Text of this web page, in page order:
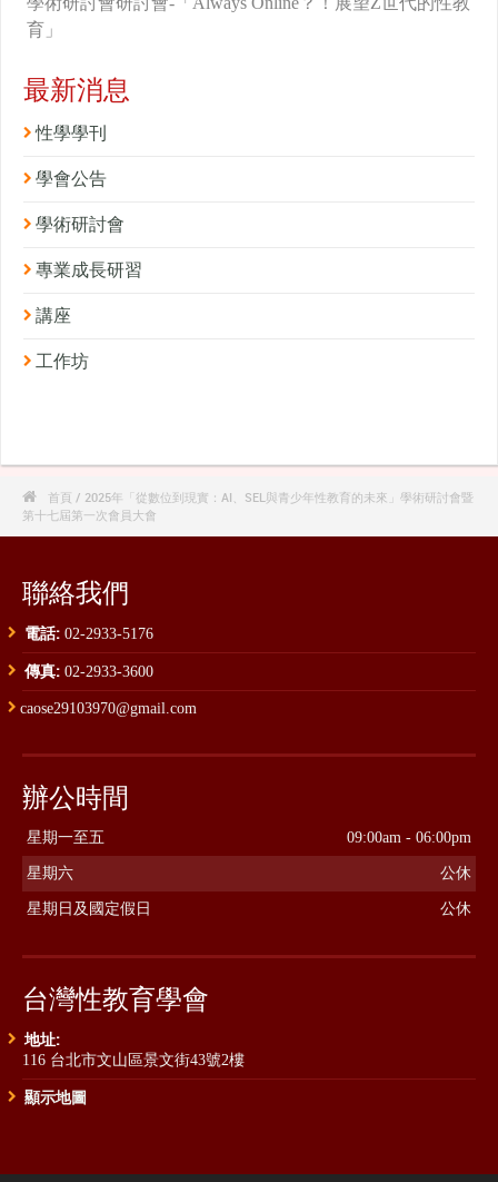
育」
最新消息
性學學刊
學會公告
學術研討會
專業成長研習
講座
工作坊
 首頁 / 2025年「從數位到現實：AI、SEL與青少年性教育的未來」學術研討會暨
第十七屆第一次會員大會
聯絡我們
電話: 02-2933-5176
傳真: 02-2933-3600
caose29103970@gmail.com
辦公時間
星期一至五 09:00am - 06:00pm
星期六 公休
星期日及國定假日 公休
台灣性教育學會
地址:
116 台北市文山區景文街43號2樓
顯示地圖